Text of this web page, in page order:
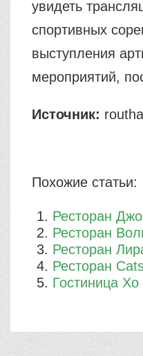
увидеть
спортивных
выступления
мероприятий,
Источник:
Похожие статьи:
Ресторан
Ресторан
Ресторан
Ресторан
Гостиница